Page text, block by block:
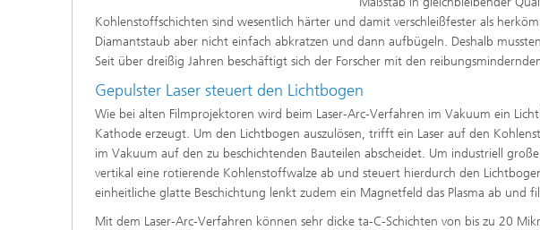
Kohlenstoffschichten sind wesentlich härter und damit verschleißfester als
Diamantstaub aber nicht einfach abkratzen und dann aufbügeln. Deshalb
Seit über dreißig Jahren beschäftigt sich der Forscher mit den
Gepulster Laser steuert den Lichtbogen
Wie bei alten Filmprojektoren wird beim Laser-Arc-Verfahren im Vakuum ein
Kathode erzeugt. Um den Lichtbogen auszulösen, trifft ein Laser auf den
im Vakuum auf den zu beschichtenden Bauteilen abscheidet. Um industriell
vertikal eine rotierende Kohlenstoffwalze ab und steuert hierdurch den
einheitliche glatte Beschichtung lenkt zudem ein Magnetfeld das Plasma ab und
Mit dem Laser-Arc-Verfahren können sehr dicke ta-C-Schichten von bis zu 20